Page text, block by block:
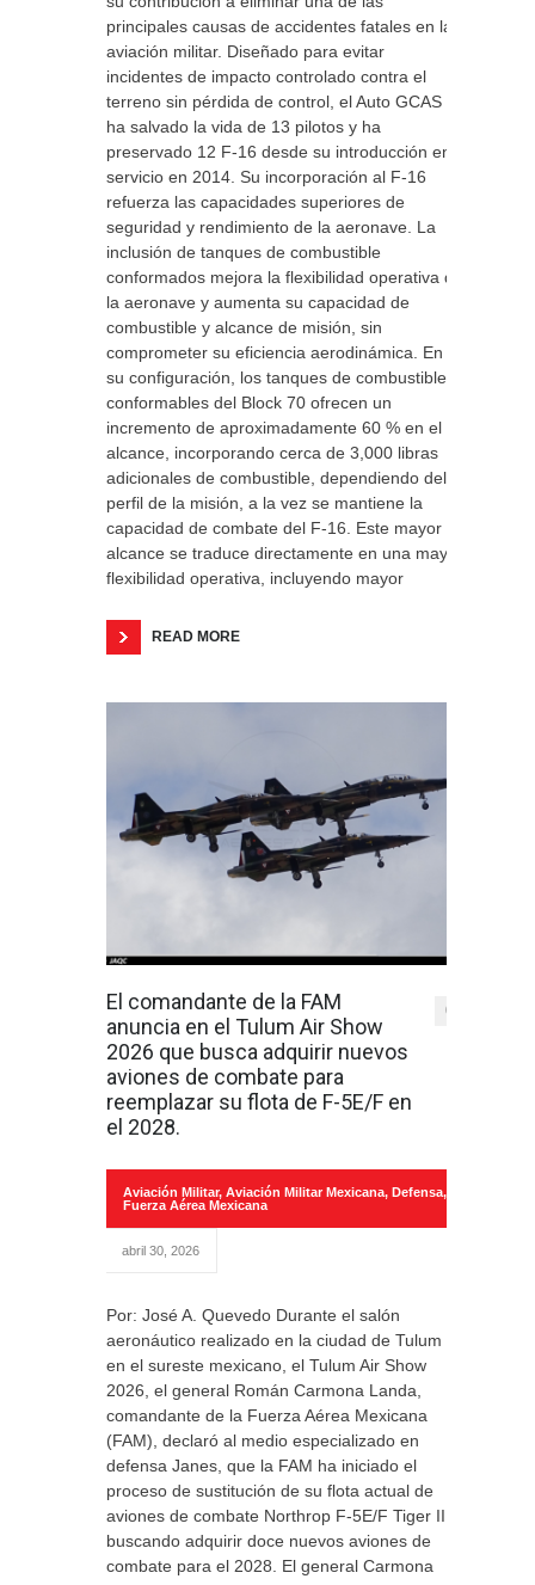
principales causas de accidentes fatales en la
aviación militar. Diseñado para evitar
incidentes de impacto controlado contra el
terreno sin pérdida de control, el Auto GCAS
ha salvado la vida de 13 pilotos y ha
preservado 12 F-16 desde su introducción en
servicio en 2014. Su incorporación al F-16
refuerza las capacidades superiores de
seguridad y rendimiento de la aeronave. La
inclusión de tanques de combustible
conformados mejora la flexibilidad operativa de
la aeronave y aumenta su capacidad de
combustible y alcance de misión, sin
comprometer su eficiencia aerodinámica. En
su configuración, los tanques de combustible
conformables del Block 70 ofrecen un
incremento de aproximadamente 60 % en el
alcance, incorporando cerca de 3,000 libras
adicionales de combustible, dependiendo del
perfil de la misión, a la vez se mantiene la
capacidad de combate del F-16. Este mayor
alcance se traduce directamente en una mayor
flexibilidad operativa, incluyendo mayor
READ MORE
El comandante de la FAM
anuncia en el Tulum Air Show
2026 que busca adquirir nuevos
aviones de combate para
reemplazar su flota de F-5E/F en
el 2028.
0
Aviación Militar, Aviación Militar Mexicana, Defensa,
Fuerza Aérea Mexicana
abril 30, 2026
Por: José A. Quevedo Durante el salón
aeronáutico realizado en la ciudad de Tulum
en el sureste mexicano, el Tulum Air Show
2026, el general Román Carmona Landa,
comandante de la Fuerza Aérea Mexicana
(FAM), declaró al medio especializado en
defensa Janes, que la FAM ha iniciado el
proceso de sustitución de su flota actual de
aviones de combate Northrop F-5E/F Tiger II,
buscando adquirir doce nuevos aviones de
combate para el 2028. El general Carmona